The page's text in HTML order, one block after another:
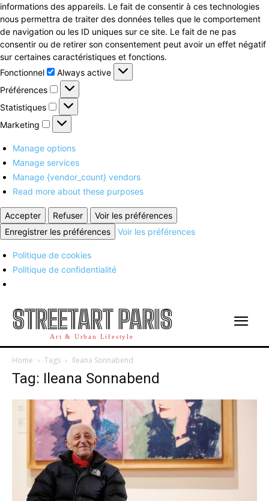
informations des appareils. Le fait de consentir à ces technologies
nous permettra de traiter des données telles que le comportement
de navigation ou les ID uniques sur ce site. Le fait de ne pas
consentir ou de retirer son consentement peut avoir un effet négatif
sur certaines caractéristiques et fonctions.
Fonctionnel
Fonctionnel
Always active
Préférences
Préférences
Statistiques
Statistiques
Marketing
Marketing
Manage options
Manage services
Manage {vendor_count} vendors
Read more about these purposes
Accepter Refuser
Voir les préférences
Enregistrer les préférences
Voir les préférences
Politique de cookies
Politique de confidentialité
STREETART PARIS
Art & Urban Lifestyle
Home Tags Ileana Sonnabend
Tag: Ileana Sonnabend